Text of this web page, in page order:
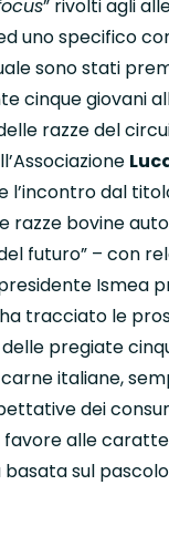
” rivolti agli
uno specifico
sono stati
cinque giovani
razze del
l’incontro dal
razze bovine
futuro” – con
Ismea
tracciato le
pregiate
italiane,
dei
alle
sul